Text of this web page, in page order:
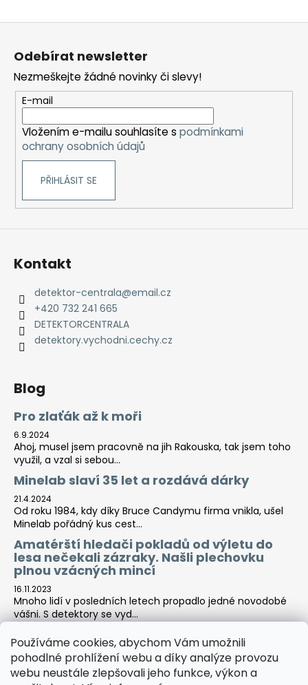
Používáme cookies, abychom Vám umožnili
pohodlné prohlížení webu a díky analýze provozu
webu neustále zlepšovali jeho funkce, výkon a
29
Kč
Z
Odebírat newsletter
Nezmeškejte žádné novinky či slevy!
E-mail
Vložením e-mailu souhlasíte s podmínkami
ochrany osobních údajů
PŘIHLÁSIT SE
Kontakt
detektor-centrala@email.cz
+420 732 241 665
DETEKTORCENTRALA
detektory.vychodni.cechy.cz
Blog
Pro zlaťák až k moři
6.9.2024
Ahoj, musel jsem pracovně na jih Rakouska, tak jsem toho
využil, a vzal si sebou...
Minelab slaví 35 let a rozdává dárky
21.4.2024
Od roku 1984, kdy díky Bruce Candymu firma vnikla, ušel
Minelab pořádný kus cest...
Amatérští hledači pokladů od výletu do
lesa nečekali zázraky. Našli plechovku
plnou vzácných mincí
16.11.2023
Mnoho lidí v posledních letech propadlo jedné novodobé
vášni. S detektory se vyd...
Tara-print